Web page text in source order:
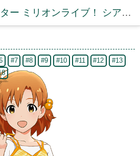
アイドルマスター ミリオンライブ！ シアターデイズDB【ミリシタDB】
#7 #8 #9 #10 #11 #12
#13